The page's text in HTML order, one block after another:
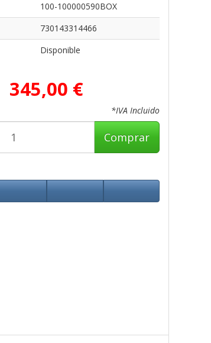
100-100000590BOX
730143314466
Disponible
345,00 €
*IVA Incluido
Comprar